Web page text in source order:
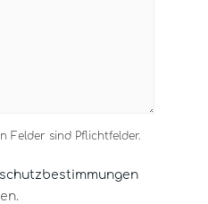
Felder sind Pflichtfelder.